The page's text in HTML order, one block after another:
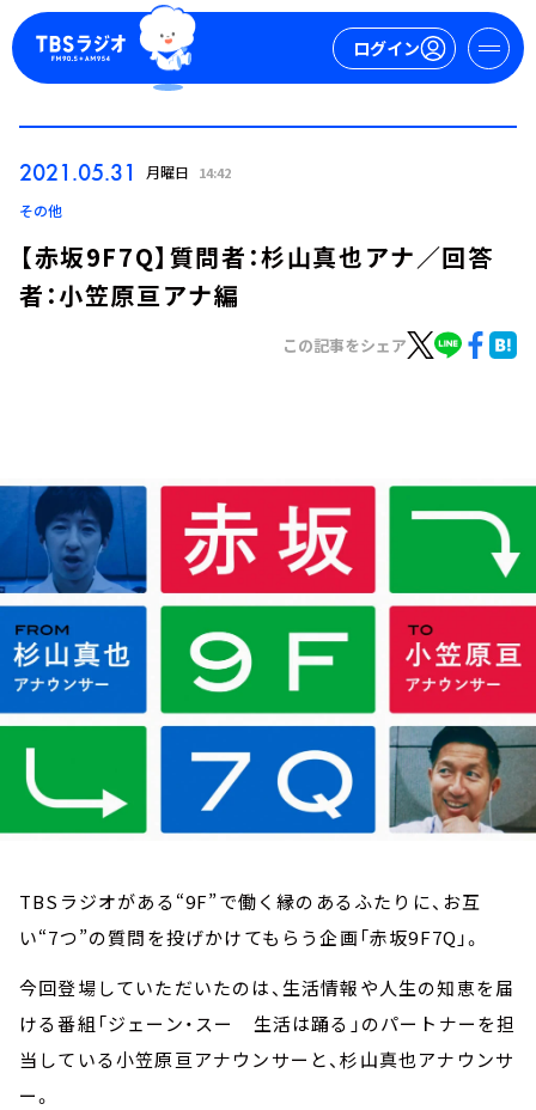
ログイン
トピックス
TBS Podcast
お知らせ
イベント・グッズ
YouTube
会社情報
2021.05.31 月曜日 14:42
その他
【赤坂9F7Q】質問者：杉山真也アナ／回答
者：小笠原亘アナ編
この記事をシェア
TBSラジオがある“9F”で働く縁のあるふたりに、お互
い“7つ”の質問を投げかけてもらう企画「赤坂9F7Q」。
今回登場していただいたのは、生活情報や人生の知恵を届
ける番組「ジェーン・スー 生活は踊る」のパートナーを担
当している小笠原亘アナウンサーと、杉山真也アナウンサ
ー。